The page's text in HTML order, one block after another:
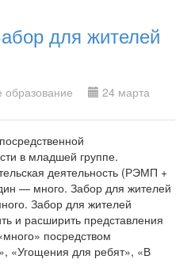
для жителей
24 марта
в младшей группе.
деятельность (РЭМП +
— много. Забор для жителей
Забор для жителей
и расширить представления
посредством
«Угощения для ребят», «В